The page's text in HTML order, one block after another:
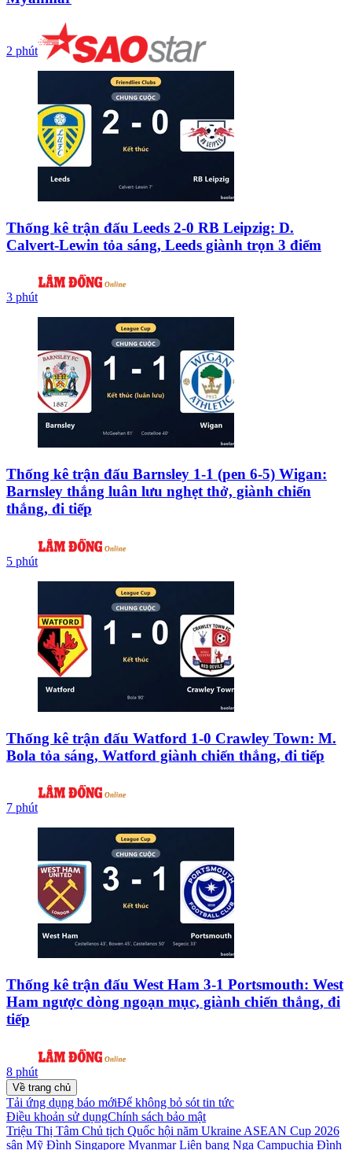
2 phút
Thống kê trận đấu Leeds 2-0 RB Leipzig: D.
Calvert-Lewin tỏa sáng, Leeds giành trọn 3 điểm
3 phút
Thống kê trận đấu Barnsley 1-1 (pen 6-5) Wigan:
Barnsley thắng luân lưu nghẹt thở, giành chiến
thắng, đi tiếp
5 phút
Thống kê trận đấu Watford 1-0 Crawley Town: M.
Bola tỏa sáng, Watford giành chiến thắng, đi tiếp
7 phút
Thống kê trận đấu West Ham 3-1 Portsmouth: West
Ham ngược dòng ngoạn mục, giành chiến thắng, đi
tiếp
8 phút
Về trang chủ
Tải ứng dụng báo mớiĐể không bỏ sót tin tức
Điều khoản sử dụngChính sách bảo mật
Triệu Thị Tâm Chủ tịch Quốc hội năm Ukraine ASEAN Cup 2026
sân Mỹ Đình Singapore Myanmar Liên bang Nga Campuchia Đình